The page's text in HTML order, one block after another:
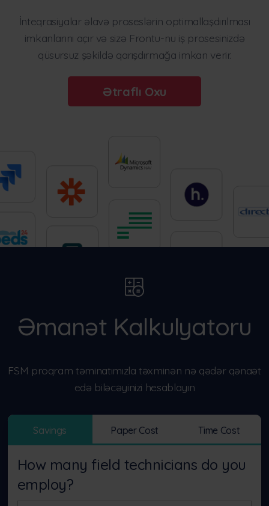
İnteqrasiyalar əlavə proseslərin optimallaşdırılması
imkanlarını açır və sizə Frontu-nu iş prosesinizdə
qüsursuz şəkildə qarışdırmağa imkan verir.
Ətraflı Oxu
Əmanət Kalkulyatoru
FSM proqram təminatımızla təxminən nə qədər qənaət
edə biləcəyinizi hesablayın
Savings Paper Cost Time Cost
How many field technicians do you
employ?